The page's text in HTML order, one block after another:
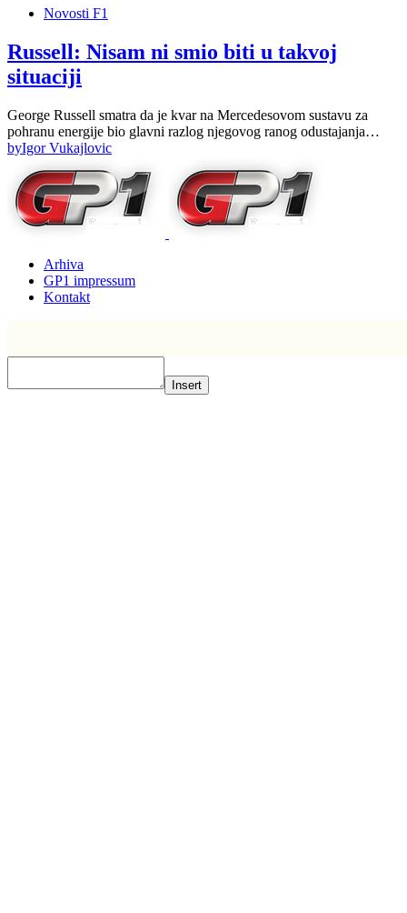
Novosti F1
Russell: Nisam ni smio biti u takvoj
situaciji
George Russell smatra da je kvar na Mercedesovom sustavu za
pohranu energije bio glavni razlog njegovog ranog odustajanja…
byIgor Vukajlovic
Arhiva
GP1 impressum
Kontakt
Insert